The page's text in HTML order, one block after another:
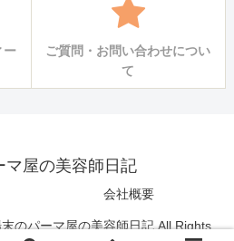
ー
ご質問・お問い合わせについ
て
マ屋の美容師日記
会社概要
のパーマ屋の美容師日記 All Rights